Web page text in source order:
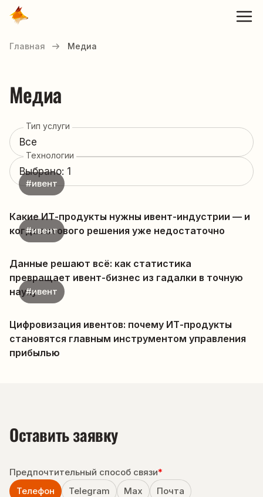
Главная Медиа
Медиа
Тип услуги
Технологии
#ивент
Какие ИТ-продукты нужны ивент-индустрии — и
когда готового решения уже недостаточно
#ивент
Данные решают всё: как статистика
превращает ивент-бизнес из гадалки в точную
науку#ивент
Цифровизация ивентов: почему ИТ-продукты
становятся главным инструментом управления
прибылью
Оставить заявку
Предпочтительный способ связи*
Телефон
Telegram Max Почта